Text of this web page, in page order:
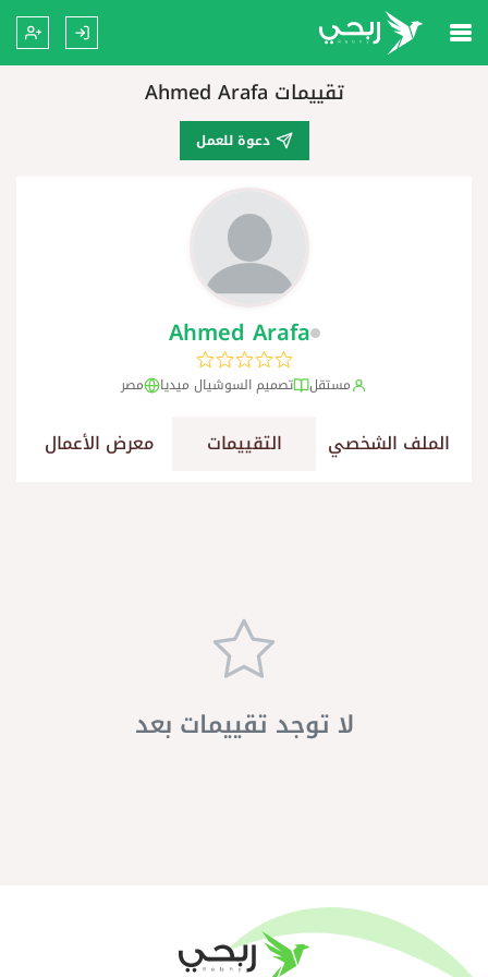
تقييمات Ahmed Arafa
دعوة للعمل
Ahmed Arafa
مستقل تصميم السوشيال ميديا مصر
الملف الشخصي التقييمات معرض الأعمال
لا توجد تقييمات بعد